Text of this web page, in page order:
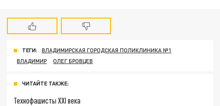
ТЕГИ:
ВЛАДИМИРСКАЯ ГОРОДСКАЯ ПОЛИКЛИНИКА №1
ВЛАДИМИР
ОЛЕГ БРОВЦЕВ
ЧИТАЙТЕ ТАКЖЕ:
Технофашисты XXI века